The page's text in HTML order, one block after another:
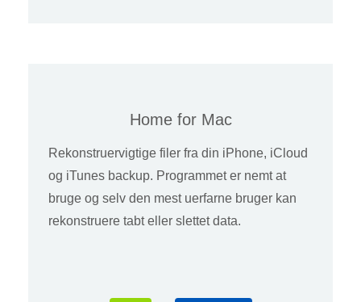
Home for Mac
Rekonstruervigtige filer fra din iPhone, iCloud
og iTunes backup. Programmet er nemt at
bruge og selv den mest uerfarne bruger kan
rekonstruere tabt eller slettet data.